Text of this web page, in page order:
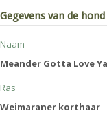
Gegevens van de hond
Naam
Meander Gotta Love
Ras
Weimaraner korthaar